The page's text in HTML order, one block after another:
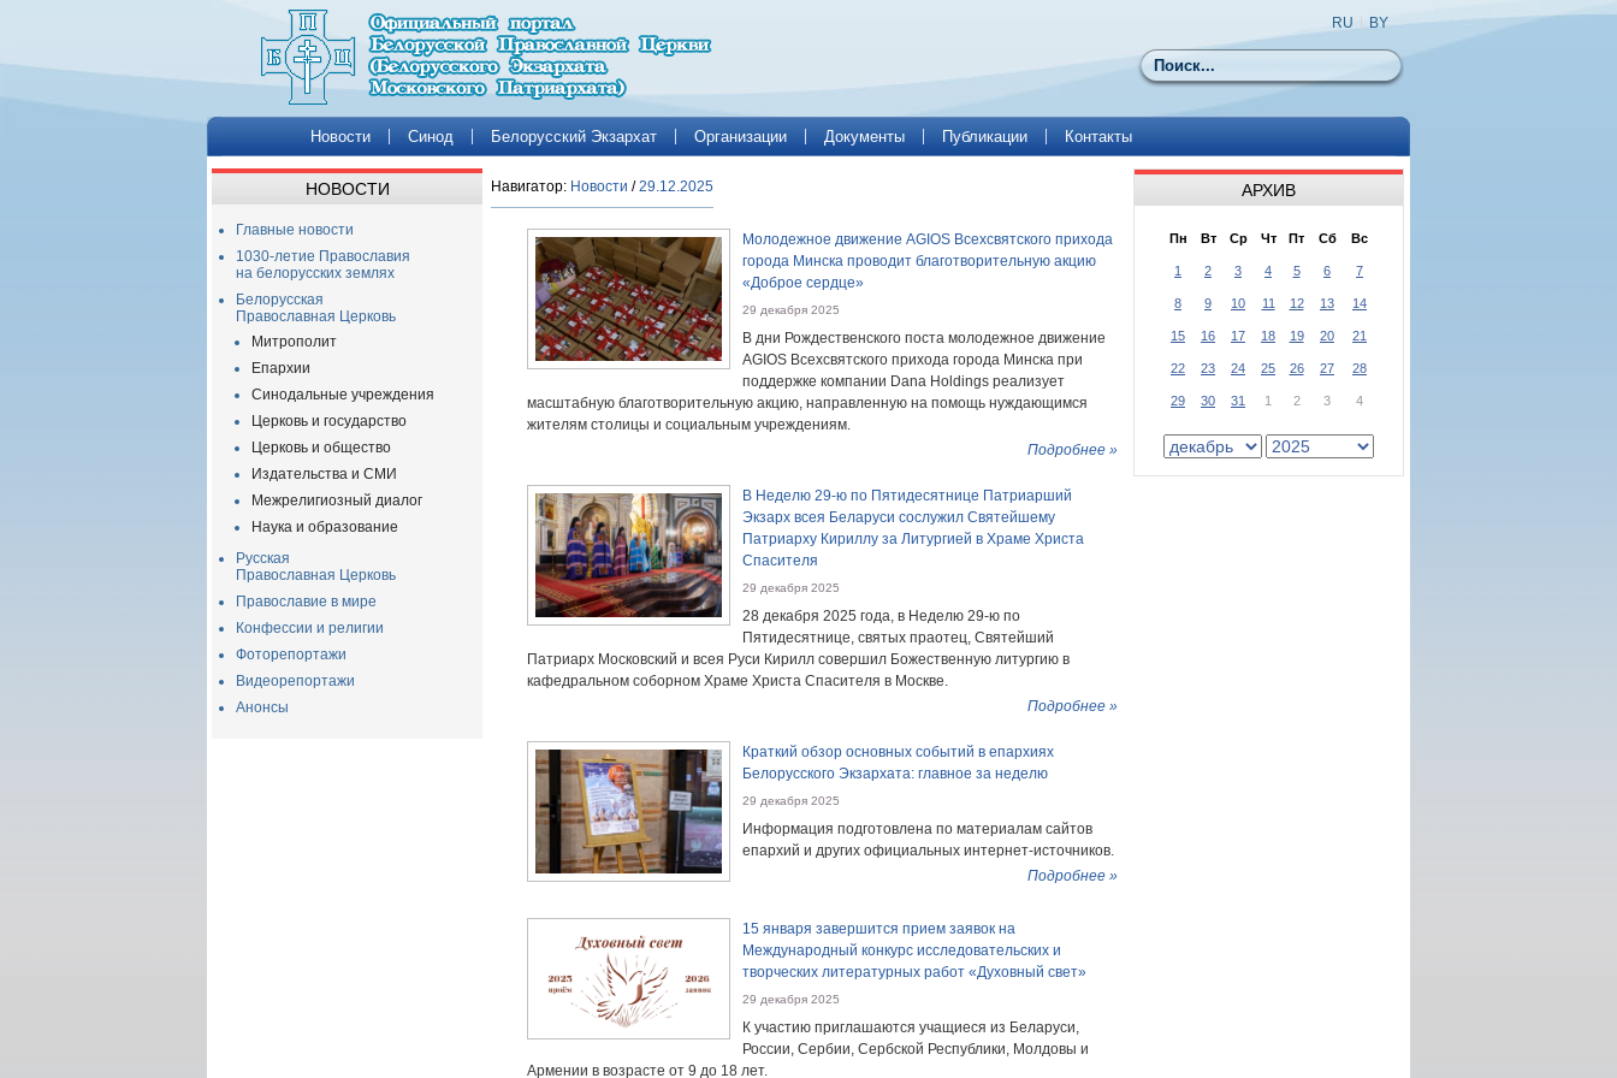
Поиск
RU BY
Новости Синод Белорусский Экзархат Организации Документы Публикации Контакты
НОВОСТИ
Главные новости
1030-летие Православия
на белорусских землях
Белорусская
Православная Церковь
Митрополит
Епархии
Синодальные учреждения
Церковь и государство
Церковь и общество
Издательства и СМИ
Межрелигиозный диалог
Наука и образование
Русская
Православная Церковь
Православие в мире
Конфессии и религии
Фоторепортажи
Видеорепортажи
Анонсы
Навигатор: Новости /29.12.2025
Молодежное движение AGIOS Всехсвятского прихода
города Минска проводит благотворительную акцию
«Доброе сердце»
29 декабря 2025
В дни Рождественского поста молодежное движение
AGIOS Всехсвятского прихода города Минска при
поддержке компании Dana Holdings реализует
масштабную благотворительную акцию, направленную на помощь нуждающимся
жителям столицы и социальным учреждениям.
Подробнее »
В Неделю 29-ю по Пятидесятнице Патриарший
Экзарх всея Беларуси сослужил Святейшему
Патриарху Кириллу за Литургией в Храме Христа
Спасителя
29 декабря 2025
28 декабря 2025 года, в Неделю 29-ю по
Пятидесятнице, святых праотец, Святейший
Патриарх Московский и всея Руси Кирилл совершил Божественную литургию в
кафедральном соборном Храме Христа Спасителя в Москве.
Подробнее »
Краткий обзор основных событий в епархиях
Белорусского Экзархата: главное за неделю
29 декабря 2025
Информация подготовлена по материалам сайтов
епархий и других официальных интернет-источников.
Подробнее »
15 января завершится прием заявок на
Международный конкурс исследовательских и
творческих литературных работ «Духовный свет»
29 декабря 2025
К участию приглашаются учащиеся из Беларуси,
России, Сербии, Сербской Республики, Молдовы и
Армении в возрасте от 9 до 18 лет.
АРХИВ
Пн Вт Ср Чт Пт Сб Вс
1 2 3 4 5 6 7
8 9 10 11 12 13 14
15 16 17 18 19 20 21
22 23 24 25 26 27 28
29 30 31 1 2 3 4